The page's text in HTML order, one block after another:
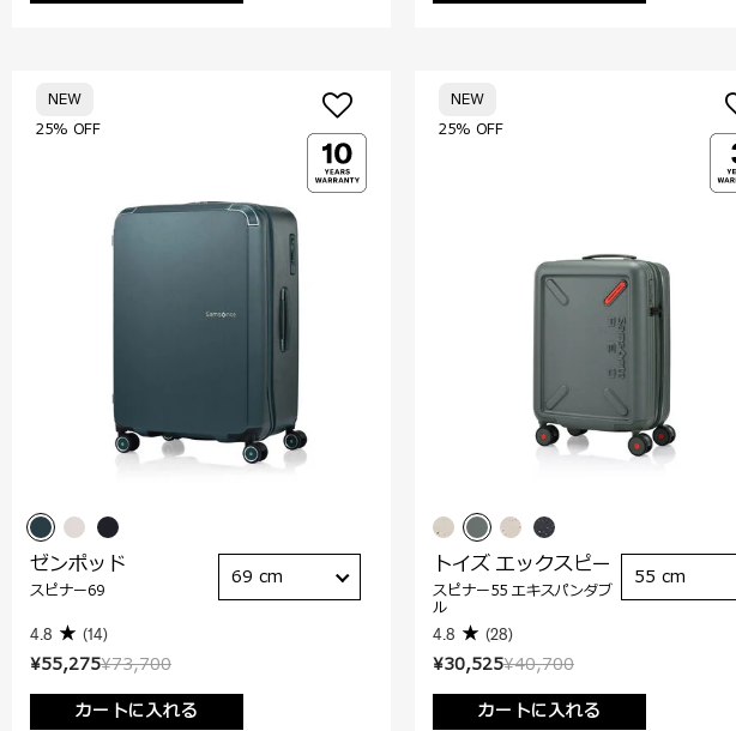
¥73,700
¥55,275
カートに入れる
25% OFF
NEW
ゼンポッド
スピナー69
4.8 (14)
69 cm
¥40,700
¥30,525
カートに入れる
25% OFF
NEW
トイズ エックスピー
スピナー55 エキスパンダブ
ル
4.8 (28)
55 cm